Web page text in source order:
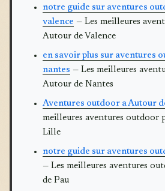
notre guide sur aventures
valence — Les meilleures
Autour de Valence
en savoir plus sur aventures
nantes — Les meilleures
Autour de Nantes
Aventures outdoor a Autour
meilleures aventures outdoor
Lille
notre guide sur aventures
— Les meilleures aventures
de Pau